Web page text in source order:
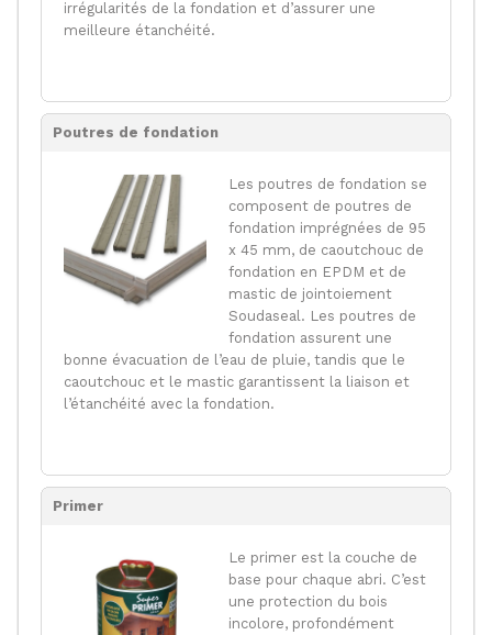
irrégularités de la fondation et d’assurer une
meilleure étanchéité.
Poutres de fondation
Les poutres de fondation se
composent de poutres de
fondation imprégnées de 95
x 45 mm, de caoutchouc de
fondation en EPDM et de
mastic de jointoiement
Soudaseal. Les poutres de
fondation assurent une
bonne évacuation de l’eau de pluie, tandis que le
caoutchouc et le mastic garantissent la liaison et
l’étanchéité avec la fondation.
Primer
Le primer est la couche de
base pour chaque abri. C’est
une protection du bois
incolore, profondément